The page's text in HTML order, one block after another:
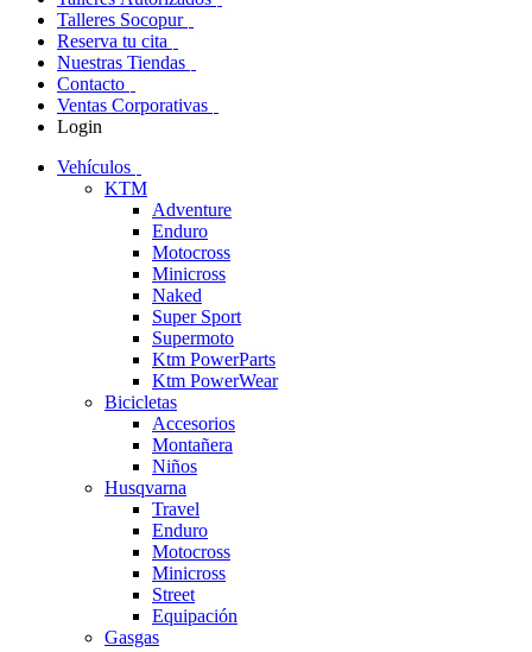
Talleres Socopur
Reserva tu cita
Nuestras Tiendas
Contacto
Ventas Corporativas
Login
Vehículos
KTM
Adventure
Enduro
Motocross
Minicross
Naked
Super Sport
Supermoto
Ktm PowerParts
Ktm PowerWear
Bicicletas
Accesorios
Montañera
Niños
Husqvarna
Travel
Enduro
Motocross
Minicross
Street
Equipación
Gasgas